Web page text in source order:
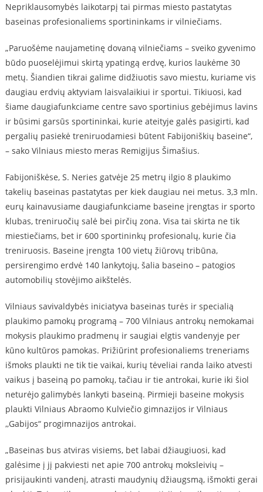
Nepriklausomybės laikotarpį tai pirmas miesto pastatytas
baseinas profesionaliems sportininkams ir vilniečiams.
„Paruošėme naujametinę dovaną vilniečiams – sveiko gyvenimo
būdo puoselėjimui skirtą ypatingą erdvę, kurios laukėme 30
metų. Šiandien tikrai galime didžiuotis savo miestu, kuriame vis
daugiau erdvių aktyviam laisvalaikiui ir sportui. Tikiuosi, kad
šiame daugiafunkciame centre savo sportinius gebėjimus lavins
ir būsimi garsūs sportininkai, kurie ateityje galės pasigirti, kad
pergalių pasiekė treniruodamiesi būtent Fabijoniškių baseine“,
– sako Vilniaus miesto meras Remigijus Šimašius.
Fabijoniškėse, S. Neries gatvėje 25 metrų ilgio 8 plaukimo
takelių baseinas pastatytas per kiek daugiau nei metus. 3,3 mln.
eurų kainavusiame daugiafunkciame baseine įrengtas ir sporto
klubas, treniruočių salė bei pirčių zona. Visa tai skirta ne tik
miestiečiams, bet ir 600 sportininkų profesionalų, kurie čia
treniruosis. Baseine įrengta 100 vietų žiūrovų tribūna,
persirengimo erdvė 140 lankytojų, šalia baseino – patogios
automobilių stovėjimo aikštelės.
Vilniaus savivaldybės iniciatyva baseinas turės ir specialią
plaukimo pamokų programą – 700 Vilniaus antrokų nemokamai
mokysis plaukimo pradmenų ir saugiai elgtis vandenyje per
kūno kultūros pamokas. Prižiūrint profesionaliems treneriams
išmoks plaukti ne tik tie vaikai, kurių tėveliai randa laiko atvesti
vaikus į baseiną po pamokų, tačiau ir tie antrokai, kurie iki šiol
neturėjo galimybės lankyti baseiną. Pirmieji baseine mokysis
plaukti Vilniaus Abraomo Kulviečio gimnazijos ir Vilniaus
,,Gabijos“ progimnazijos antrokai.
„Baseinas bus atviras visiems, bet labai džiaugiuosi, kad
galėsime į jį pakviesti net apie 700 antrokų moksleivių –
prisijaukinti vandenį, atrasti maudynių džiaugsmą, išmokti gerai